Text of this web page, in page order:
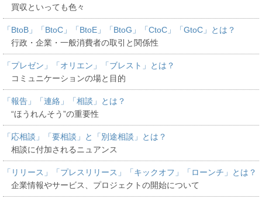
買収といっても色々
「BtoB」「BtoC」「BtoE」「BtoG」「CtoC」「GtoC」とは？
行政・企業・一般消費者の取引と関係性
「プレゼン」「オリエン」「ブレスト」とは？
コミュニケーションの場と目的
「報告」「連絡」「相談」とは？
“ほうれんそう”の重要性
「応相談」「要相談」と「別途相談」とは？
相談に付加されるニュアンス
「リリース」「プレスリリース」「キックオフ」「ローンチ」とは？
企業情報やサービス、プロジェクトの開始について